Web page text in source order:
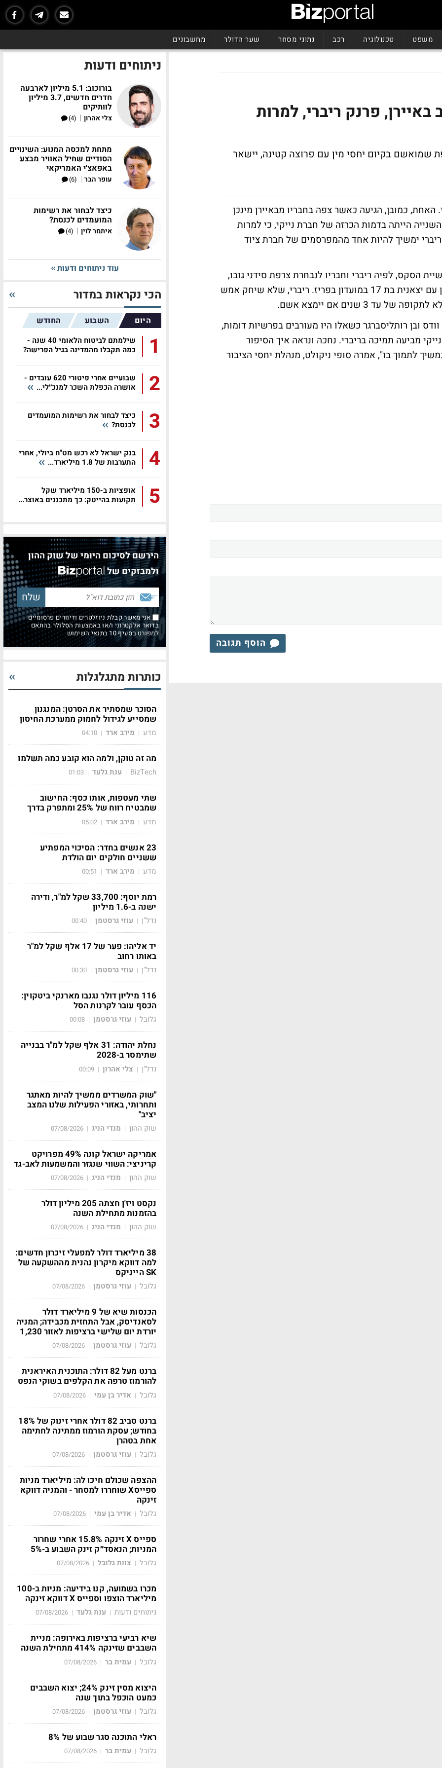
משפט טכנולוגיה רכב נתוני מסחר שער הדולר מחשבונים
פרנק ריברי, למרות
שמואשם בקיום יחסי מין עם פרוצה קטינה, יישאר
כמובן, הגיעה כאשר צפה בחבריו מבאיירן מינכן
הייתה בדמות הכרזה של חברת נייקי, כי למרות
ימשיך להיות אחד מהמפרסמים של חברת ציוד
הסקס, לפיה ריברי וחבריו לנבחרת צרפת סידני גובו,
קארים בנזמה וחאטם בן ערפה קיימו יחסי מין עם יצאנית בת 17 במועדון בפריז. ריברי, שלא שיחק אמש
3 שנים אם יימצא אשם.
ובן רותליסברגר כשאלו היו מעורבים בפרשיות דומות,
מביעה תמיכה בריברי. נחכה ונראה איך הסיפור
לתמוך בו", אמרה סופי ניקולט, מנהלת יחסי הציבור
הוסף תגובה
ניתוחים ודעות
בורוכוב: 5.1 מיליון לארבעה
חדרים חדשים, 3.7 מיליון
לוותיקים
צלי אהרון |
(4)
מתחת למכסה המנוע: השינויים
הסודיים שחיל האוויר מבצע
באפאצ'י האמריקאי
עופר הבר |
(6)
כיצד לבחור את רשימות
המועמדים לכנסת?
איתמר לוין |
(4)
עוד ניתוחים ודעות
הכי נקראות במדור
היום השבוע החודש
1
שילמתם לביטוח הלאומי 40 שנה -
כמה תקבלו מהמדינה בגיל הפרישה?
2
שבועיים אחרי פיטורי 620 עובדים -
אושרה הכפלת השכר למנכ״לי...
3
כיצד לבחור את רשימות המועמדים
לכנסת?
4
בנק ישראל לא רכש מט"ח ביולי, אחרי
התערבות של 1.8 מיליארד...
5
אופציות ב-150 מיליארד שקל
תקועות בהייטק: כך מתכננים באוצר...
הירשם לסיכום היומי של שוק ההון
ולמבזקים של
אני מאשר קבלת ניוזלטרים ודיוורים פרסומיים
בדואר אלקטרוני ו/או באמצעות הסלולר בהתאם
למפורט בסעיף 10 בתנאי השימוש
כותרות מתגלגלות
הסוכר שמסתיר את הסרטן: המנגנון
שמסייע לגידול לחמוק ממערכת החיסון
מדע | מירב ארד |
04:10
מה זה טוקן, ולמה הוא קובע כמה תשלמו
BizTech
| ענת גלעד |
01:03
שתי מעטפות, אותו כסף: החישוב
שמבטיח רווח של 25% ומתפרק בדרך
מדע | מירב ארד |
05:02
23 אנשים בחדר: הסיכוי המפתיע
ששניים חולקים יום הולדת
מדע | מירב ארד |
00:51
רמת יוסף: 33,700 שקל למ"ר, ודירה
ישנה ב-1.6 מיליון
נדל"ן | עוזי גרסטמן |
00:40
יד אליהו: פער של 17 אלף שקל למ"ר
באותו רחוב
נדל"ן | עוזי גרסטמן |
00:30
116 מיליון דולר נגנבו מארנקי ביטקוין:
הכסף עובר לקרנות הסל
גלובל | עוזי גרסטמן |
00:08
נחלת יהודה: 31 אלף שקל למ"ר בבנייה
שתימסר ב-2028
נדל"ן | צלי אהרון |
00:09
"שוק המשרדים ממשיך להיות מאתגר
ותחרותי, באזורי הפעילות שלנו המצב
יציב"
שוק ההון | מנדי הניג |
07/08/2026
אמריקה ישראל קונה 49% מפרויקט
קריניצי: השווי שנגזר והמשמעות לאב-גד
שוק ההון | מנדי הניג |
07/08/2026
נקסט ויז'ן חצתה 205 מיליון דולר
בהזמנות מתחילת השנה
שוק ההון | מנדי הניג |
07/08/2026
38 מיליארד דולר למפעלי זיכרון חדשים:
למה דווקא מיקרון נהנית מההשקעה של
SK הייניקס
גלובל | עוזי גרסטמן |
07/08/2026
הכנסות שיא של 9 מיליארד דולר
לסאנדיסק, אבל התחזית מכבידה; המניה
יורדת יום שלישי ברציפות לאזור 1,230
גלובל | עוזי גרסטמן |
07/08/2026
ברנט מעל 82 דולר: התוכנית האיראנית
להורמוז טרפה את הקלפים בשוקי הנפט
גלובל | אדיר בן עמי |
07/08/2026
ברנט סביב 82 דולר אחרי זינוק של 18%
בחודש; עסקת הורמוז ממתינה לחתימה
אחת בטהרן
גלובל | עוזי גרסטמן |
07/08/2026
ההצפה שכולם חיכו לה: מיליארד מניות
ספייסX שוחררו למסחר - והמניה דווקא
זינקה
גלובל | אדיר בן עמי |
07/08/2026
ספייס X זינקה 15.8% אחרי שחרור
המניות; הנאסד״ק זינק השבוע ב-5%
גלובל | צוות גלובל |
07/08/2026
מכרו בשמועה, קנו בידיעה: מניות ב-100
מיליארד הוצפו וספייס X דווקא זינקה
ניתוחים ודעות | ענת גלעד |
07/08/2026
שיא רביעי ברציפות באירופה: מניית
השבבים שזינקה 414% מתחילת השנה
גלובל | עמית בר |
07/08/2026
היצוא מסין זינק 24%; יצוא השבבים
כמעט הוכפל בתוך שנה
גלובל | עוזי גרסטמן |
07/08/2026
ראלי התוכנה סגר שבוע של 8%
גלובל | עמית בר |
07/08/2026